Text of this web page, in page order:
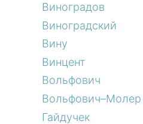
Виноградов
Виноградский
Вину
Винцент
Вольфович
Вольфович–Молер
Гайдучек